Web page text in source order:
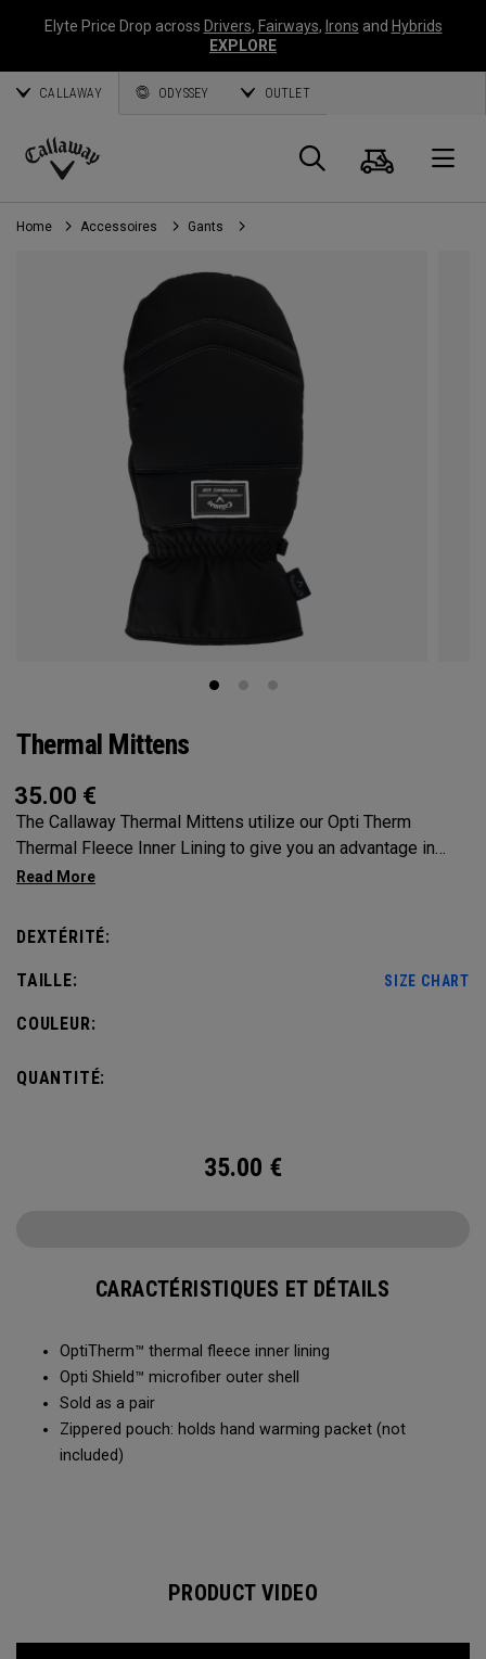
Elyte Price Drop across Drivers, Fairways, Irons and Hybrids
EXPLORE
CALLAWAY ODYSSEY OUTLET
Callaway
Golf
Panier
Home Accessoires Gants
Thermal Mittens
35.00 €
The Callaway Thermal Mittens utilize our Opti Therm
Thermal Fleece Inner Lining to give you an advantage in
extreme conditions. SOLD AS A PAIR.
DEXTÉRITÉ:
TAILLE: SIZE CHART
COULEUR:
QUANTITÉ:
35.00 €
CARACTÉRISTIQUES ET DÉTAILS
OptiTherm™ thermal fleece inner lining
Opti Shield™ microfiber outer shell
Sold as a pair
Zippered pouch: holds hand warming packet (not
included)
PRODUCT VIDEO